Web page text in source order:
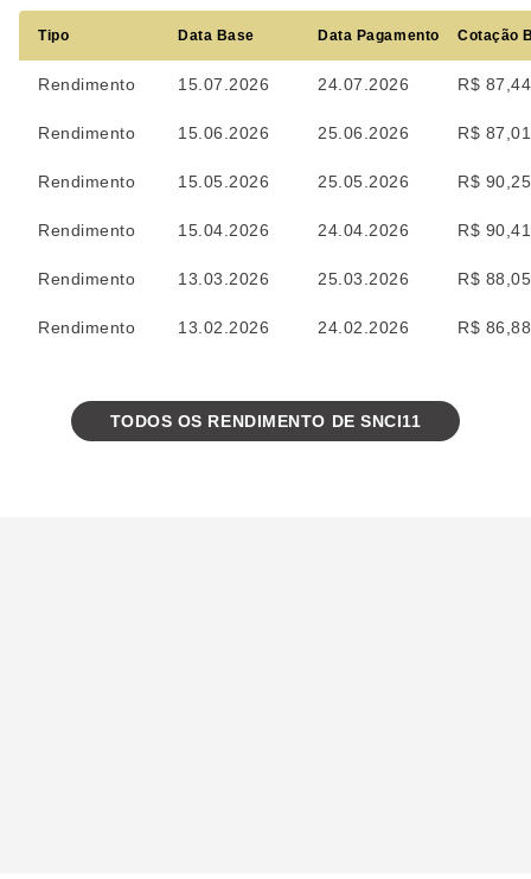
Tipo Data Base Data Pagamento Cotação
Rendimento 15.07.2026 24.07.2026 R$ 87,44
Rendimento 15.06.2026 25.06.2026 R$ 87,01
Rendimento 15.05.2026 25.05.2026 R$ 90,25
Rendimento 15.04.2026 24.04.2026 R$ 90,41
Rendimento 13.03.2026 25.03.2026 R$ 88,05
Rendimento 13.02.2026 24.02.2026 R$ 86,88
TODOS OS RENDIMENTO DE SNCI11